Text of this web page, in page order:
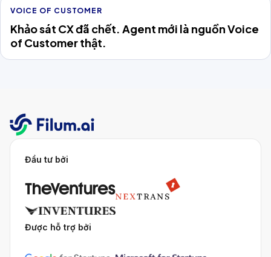
VOICE OF CUSTOMER
Khảo sát CX đã chết. Agent mới là nguồn Voice
of Customer thật.
Đầu tư bởi
Được hỗ trợ bởi